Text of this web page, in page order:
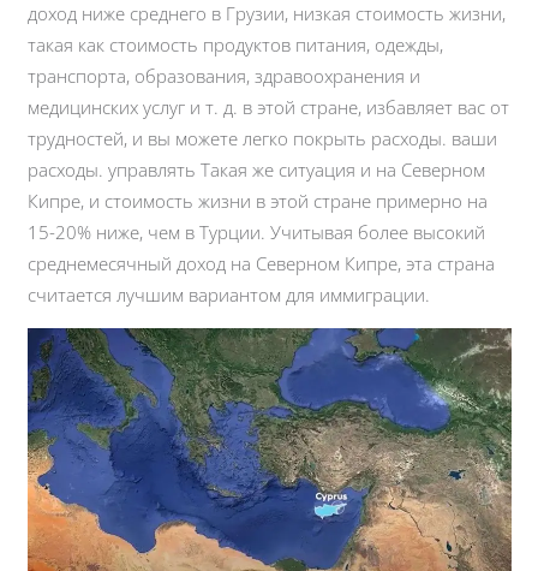
доход ниже среднего в Грузии, низкая стоимость жизни,
такая как стоимость продуктов питания, одежды,
транспорта, образования, здравоохранения и
медицинских услуг и т. д. в этой стране, избавляет вас от
трудностей, и вы можете легко покрыть расходы. ваши
расходы. управлять Такая же ситуация и на Северном
Кипре, и стоимость жизни в этой стране примерно на
15-20% ниже, чем в Турции. Учитывая более высокий
среднемесячный доход на Северном Кипре, эта страна
считается лучшим вариантом для иммиграции.